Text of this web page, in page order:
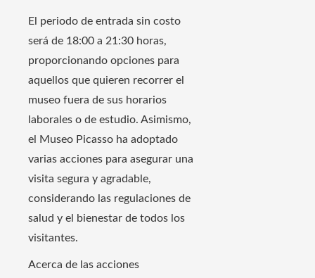
El periodo de entrada sin costo
será de 18:00 a 21:30 horas,
proporcionando opciones para
aquellos que quieren recorrer el
museo fuera de sus horarios
laborales o de estudio. Asimismo,
el Museo Picasso ha adoptado
varias acciones para asegurar una
visita segura y agradable,
considerando las regulaciones de
salud y el bienestar de todos los
visitantes.
Acerca de las acciones